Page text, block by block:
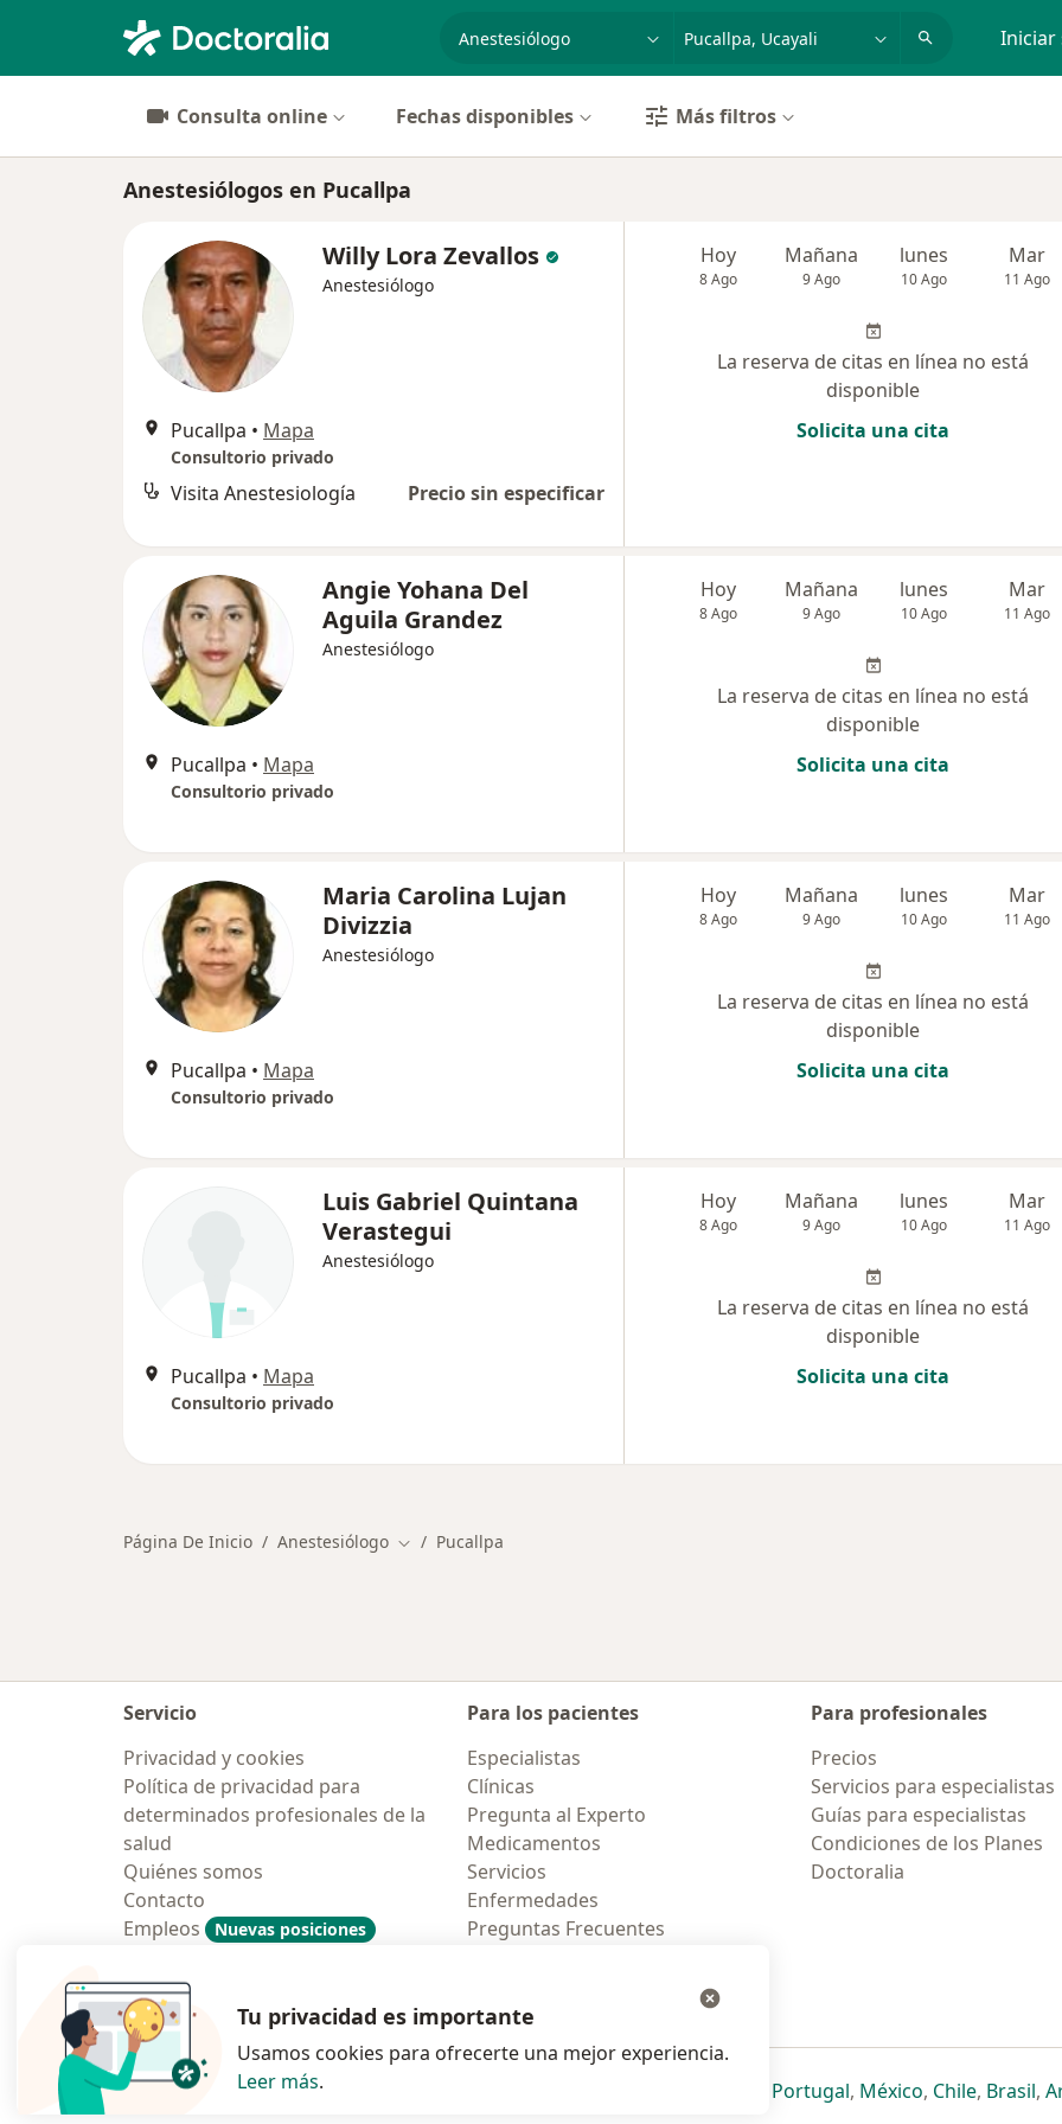
especialidad, enfermedad o nombre Iniciar
Consulta online Fechas disponibles Más filtros
Anestesiólogos en Pucallpa
Willy Lora Zevallos
Anestesiólogo
Pucallpa • Mapa
Consultorio privado
Visita Anestesiología Precio sin especificar
Hoy
8 Ago
Mañana
9 Ago
lunes
10 Ago
Mar
11 Ago
La reserva de citas en línea no está
disponible
Solicita una cita
Angie Yohana Del
Aguila Grandez
Anestesiólogo
Pucallpa • Mapa
Consultorio privado
Hoy
8 Ago
Mañana
9 Ago
lunes
10 Ago
Mar
11 Ago
La reserva de citas en línea no está
disponible
Solicita una cita
Maria Carolina Lujan
Divizzia
Anestesiólogo
Pucallpa • Mapa
Consultorio privado
Hoy
8 Ago
Mañana
9 Ago
lunes
10 Ago
Mar
11 Ago
La reserva de citas en línea no está
disponible
Solicita una cita
Luis Gabriel Quintana
Verastegui
Anestesiólogo
Pucallpa • Mapa
Consultorio privado
Hoy
8 Ago
Mañana
9 Ago
lunes
10 Ago
Mar
11 Ago
La reserva de citas en línea no está
disponible
Solicita una cita
Página De Inicio Anestesiólogo Cambiar de ciudad
Pucallpa
Servicio
Privacidad y cookies
Política de privacidad para
determinados profesionales de la
salud
Quiénes somos
Contacto
Empleos
Nuevas posiciones
Contratación
Para los pacientes
Especialistas
Clínicas
Pregunta al Experto
Medicamentos
Servicios
Enfermedades
Preguntas Frecuentes
Para profesionales
Precios
Servicios para especialistas
Guías para especialistas
Condiciones de los Planes
Doctoralia
Polska se abre en una nueva pestaña
se abre en una nueva pestaña
se abre en una nueva pestaña
se abre en una nueva pestaña
Portugalse abre en una nueva
, Méxicose abre en una
, Chilese abre
, Brasilse
,
Tu privacidad es importante
Usamos cookies para ofrecerte una mejor experiencia.
Leer más.